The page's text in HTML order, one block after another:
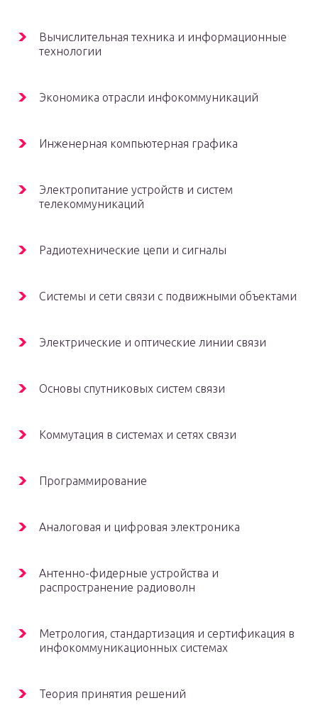
Вычислительная техника и информационные
технологии
Экономика отрасли инфокоммуникаций
Инженерная компьютерная графика
Электропитание устройств и систем
телекоммуникаций
Радиотехнические цепи и сигналы
Системы и сети связи с подвижными объектами
Электрические и оптические линии связи
Основы спутниковых систем связи
Коммутация в системах и сетях связи
Программирование
Аналоговая и цифровая электроника
Антенно-фидерные устройства и
распространение радиоволн
Метрология, стандартизация и сертификация в
инфокоммуникационных системах
Теория принятия решений